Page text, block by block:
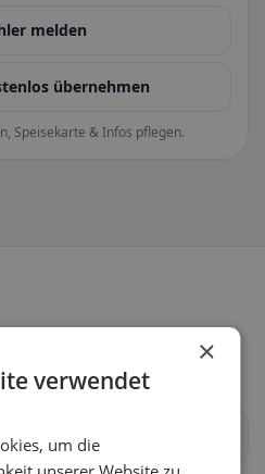
melden
übernehmen
Speisekarte & Infos pflegen.
Restaurantsuche.
Cham
×
verwendet
um die